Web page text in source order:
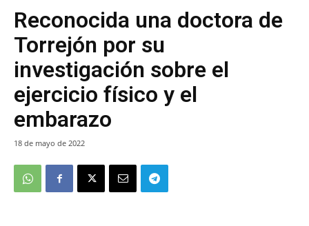
Reconocida una doctora de
Torrejón por su
investigación sobre el
ejercicio físico y el
embarazo
18 de mayo de 2022